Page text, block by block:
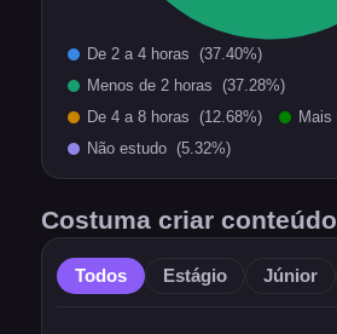
Costuma criar conteúdo
Todos Estágio Júnior